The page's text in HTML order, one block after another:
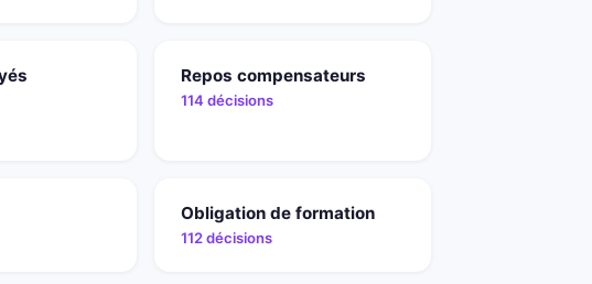
Repos compensateurs
114 décisions
Obligation de formation
112 décisions